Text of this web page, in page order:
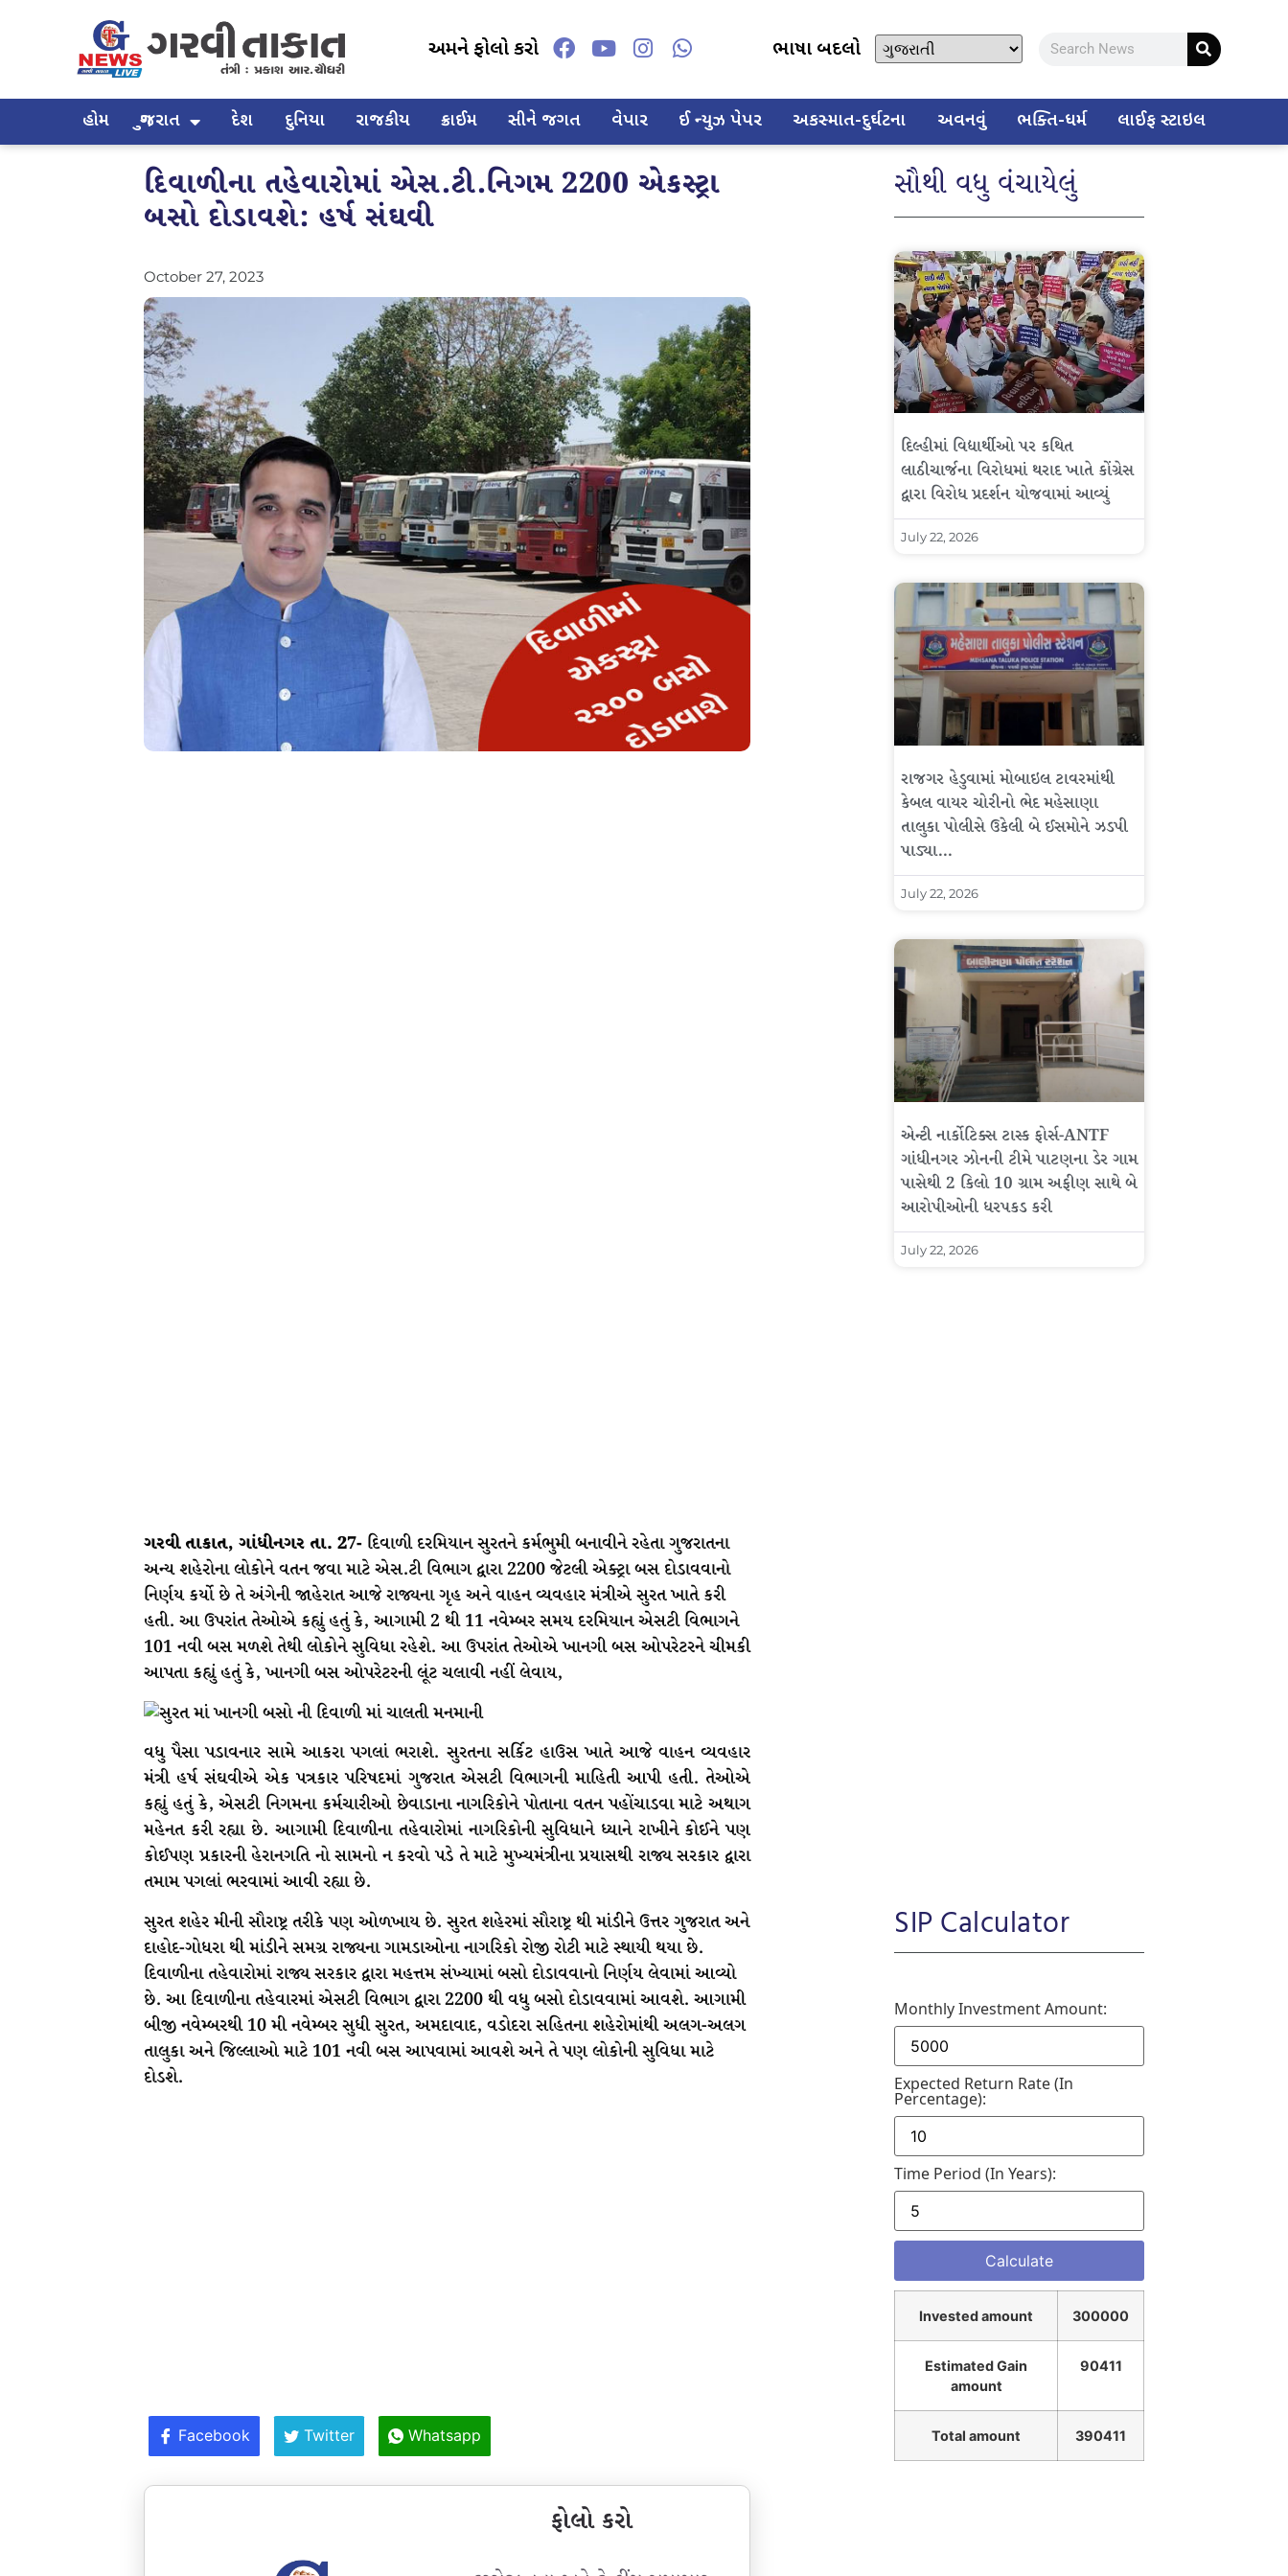
અમને ફોલો કરો ભાષા બદલો
હોમ ગુજરાત દેશ દુનિયા રાજકીય ક્રાઈમ સીને જગત વેપાર ઈ ન્યુઝ પેપર અકસ્માત-દુર્ઘટના અવનવું ભક્તિ-ધર્મ લાઈફ સ્ટાઇલ
દિવાળીના તહેવારોમાં એસ.ટી.નિગમ 2200 એકસ્ટ્રા
બસો દોડાવશે: હર્ષ સંઘવી
October 27, 2023
ગરવી તાકાત, ગાંધીનગર તા. 27- દિવાળી દરમિયાન સુરતને કર્મભુમી બનાવીને રહેતા ગુજરાતના
અન્ય શહેરોના લોકોને વતન જવા માટે એસ.ટી વિભાગ દ્વારા 2200 જેટલી એક્ટ્રા બસ દોડાવવાનો
નિર્ણય કર્યો છે તે અંગેની જાહેરાત આજે રાજ્યના ગૃહ અને વાહન વ્યવહાર મંત્રીએ સુરત ખાતે કરી
હતી. આ ઉપરાંત તેઓએ કહ્યું હતું કે, આગામી 2 થી 11 નવેમ્બર સમય દરમિયાન એસટી વિભાગને
101 નવી બસ મળશે તેથી લોકોને સુવિધા રહેશે. આ ઉપરાંત તેઓએ ખાનગી બસ ઓપરેટરને ચીમકી
આપતા કહ્યું હતું કે, ખાનગી બસ ઓપરેટરની લૂંટ ચલાવી નહીં લેવાય,
વધુ પૈસા પડાવનાર સામે આકરા પગલાં ભરાશે. સુરતના સર્કિટ હાઉસ ખાતે આજે વાહન વ્યવહાર
મંત્રી હર્ષ સંઘવીએ એક પત્રકાર પરિષદમાં ગુજરાત એસટી વિભાગની માહિતી આપી હતી. તેઓએ
કહ્યું હતું કે, એસટી નિગમના કર્મચારીઓ છેવાડાના નાગરિકોને પોતાના વતન પહોંચાડવા માટે અથાગ
મહેનત કરી રહ્યા છે. આગામી દિવાળીના તહેવારોમાં નાગરિકોની સુવિધાને ધ્યાને રાખીને કોઈને પણ
કોઈપણ પ્રકારની હેરાનગતિ નો સામનો ન કરવો પડે તે માટે મુખ્યમંત્રીના પ્રયાસથી રાજ્ય સરકાર દ્વારા
તમામ પગલાં ભરવામાં આવી રહ્યા છે.
સુરત શહેર મીની સૌરાષ્ટ્ર તરીકે પણ ઓળખાય છે. સુરત શહેરમાં સૌરાષ્ટ્ર થી માંડીને ઉત્તર ગુજરાત અને
દાહોદ-ગોધરા થી માંડીને સમગ્ર રાજ્યના ગામડાઓના નાગરિકો રોજી રોટી માટે સ્થાયી થયા છે.
દિવાળીના તહેવારોમાં રાજ્ય સરકાર દ્વારા મહત્તમ સંખ્યામાં બસો દોડાવવાનો નિર્ણય લેવામાં આવ્યો
છે. આ દિવાળીના તહેવારમાં એસટી વિભાગ દ્વારા 2200 થી વધુ બસો દોડાવવામાં આવશે. આગામી
બીજી નવેમ્બરથી 10 મી નવેમ્બર સુધી સુરત, અમદાવાદ, વડોદરા સહિતના શહેરોમાંથી અલગ-અલગ
તાલુકા અને જિલ્લાઓ માટે 101 નવી બસ આપવામાં આવશે અને તે પણ લોકોની સુવિધા માટે
દોડશે.
Facebook Twitter Whatsapp
ફોલો કરો
સૌથી વધુ વંચાયેલું
દિલ્હીમાં વિદ્યાર્થીઓ પર કથિત
લાઠીચાર્જના વિરોધમાં થરાદ ખાતે કોંગ્રેસ
દ્વારા વિરોધ પ્રદર્શન યોજવામાં આવ્યું
July 22, 2026
રાજગર હેડુવામાં મોબાઇલ ટાવરમાંથી
કેબલ વાયર ચોરીનો ભેદ મહેસાણા
તાલુકા પોલીસે ઉકેલી બે ઈસમોને ઝડપી
પાડ્યા…
July 22, 2026
એન્ટી નાર્કોટિક્સ ટાસ્ક ફોર્સ-ANTF
ગાંધીનગર ઝોનની ટીમે પાટણના ડેર ગામ
પાસેથી 2 કિલો 10 ગ્રામ અફીણ સાથે બે
આરોપીઓની ધરપકડ કરી
July 22, 2026
SIP Calculator
Monthly Investment Amount:
Expected Return Rate (in
Percentage):
Time Period (in Years):
Invested amount 300000
Estimated Gain
amount
90411
Total amount 390411